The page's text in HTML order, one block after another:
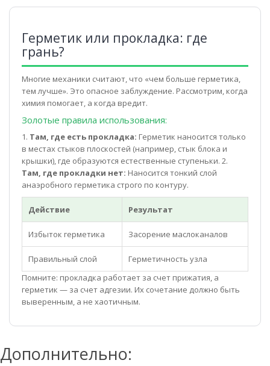
Герметик или прокладка: где
грань?
Многие механики считают, что «чем больше герметика,
тем лучше». Это опасное заблуждение. Рассмотрим, когда
химия помогает, а когда вредит.
Золотые правила использования:
1. Там, где есть прокладка: Герметик наносится только
в местах стыков плоскостей (например, стык блока и
крышки), где образуются естественные ступеньки. 2.
Там, где прокладки нет: Наносится тонкий слой
анаэробного герметика строго по контуру.
Действие Результат
Избыток герметика Засорение маслоканалов
Правильный слой
Герметичность узла
Помните: прокладка работает за счет прижатия, а
герметик — за счет адгезии. Их сочетание должно быть
выверенным, а не хаотичным.
Дополнительно: